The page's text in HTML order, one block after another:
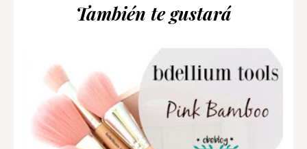
También te gustará